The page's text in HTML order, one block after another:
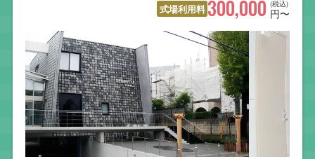
式場利用料 (税込)
300,000 円〜